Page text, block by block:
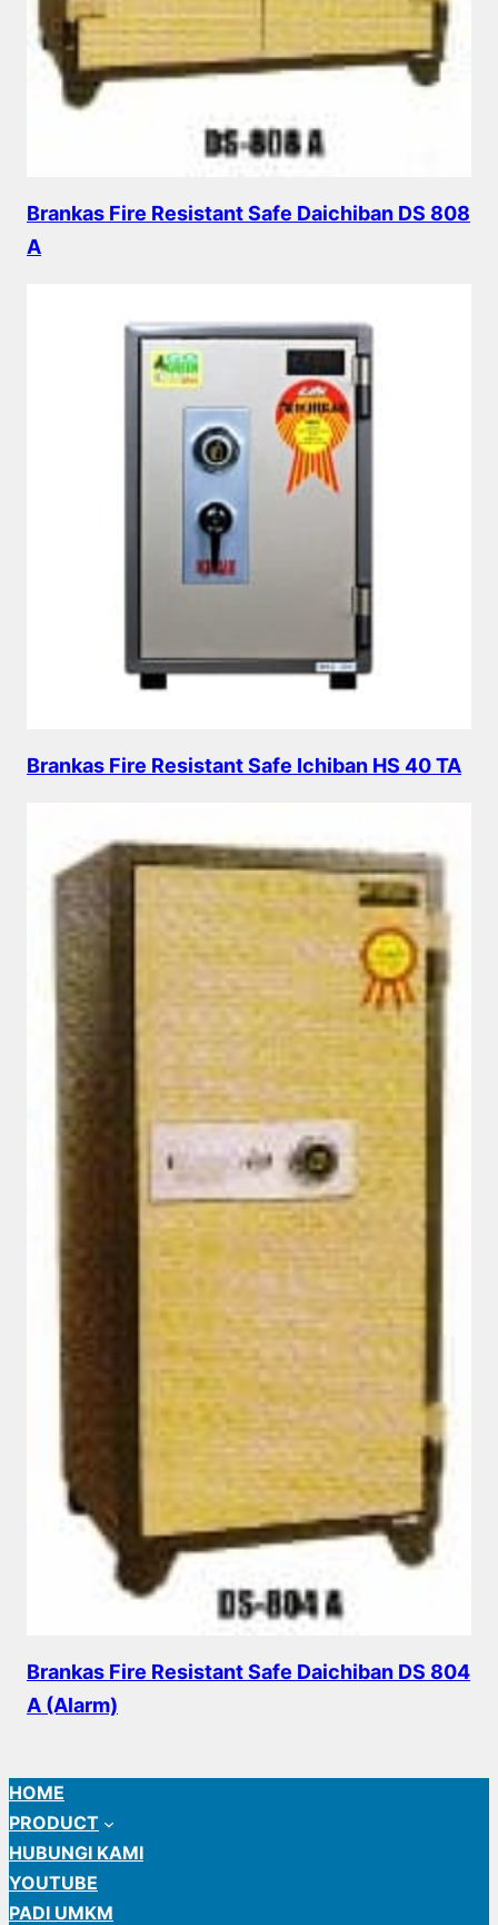
Brankas Fire Resistant Safe Daichiban DS 808
A
Brankas Fire Resistant Safe Ichiban HS 40 TA
Brankas Fire Resistant Safe Daichiban DS 804
A (Alarm)
HOME
PRODUCT
HUBUNGI KAMI
YOUTUBE
PADI UMKM